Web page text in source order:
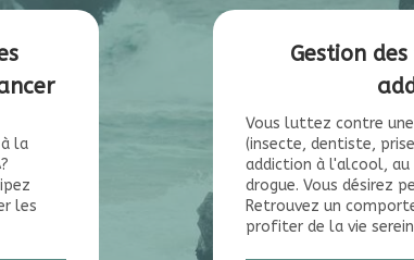
la
les
Gestion
Vous luttez contre
(insecte, dentiste,
addiction à l'alcool, au
drogue. Vous désirez
Retrouvez un
profiter de la vie